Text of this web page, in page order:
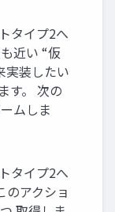
タイプ2へ
近い “仮
実装したい
す。 次の
ムしま
タイプ2へ
のアクショ